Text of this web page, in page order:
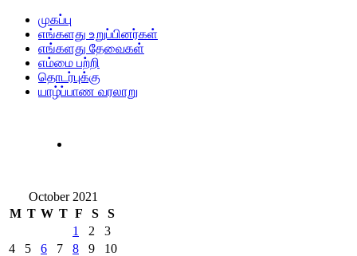
முகப்பு
எங்களது உறுப்பினர்கள்
எங்களது தேவைகள்
எம்மை பற்றி
தொடர்புக்கு
யாழ்ப்பாண வரலாறு
October 2021
M T W T F S
S
1
2
3
4
5 6 7 8 9
10